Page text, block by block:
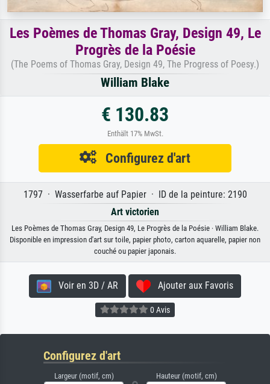
Les Poèmes de Thomas Gray, Design 49, Le
Progrès de la Poésie
(The Poems of Thomas Gray, Design 49, The Progress of Poesy.)
William Blake
€ 130.83
Enthält 17% MwSt.
Configurez d'art
1797 · Wasserfarbe auf Papier · ID de la peinture: 2190
Art victorien
Les Poèmes de Thomas Gray, Design 49, Le Progrès de la Poésie · William Blake.
Disponible en impression d'art sur toile, papier photo, carton aquarelle, papier non
couché ou papier japonais.
Voir en 3D / AR Ajouter aux Favoris
0 Avis
Configurez d'art
Largeur (motif, cm) Hauteur (motif, cm)